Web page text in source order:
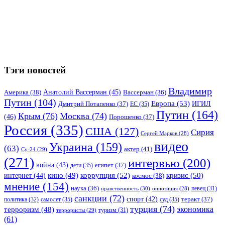
Тэги новостей
Америка (38) Анатолий Вассерман (45) Вассерман (36) Владимир
Путин (104) Дмитрий Потапенко (37) ЕС (35) Европа (53) ИГИЛ
(46) Крым (76) Москва (74) Порошенко (37) Путин (164)
Россия (335) США (127) Сергей Марков (28) Сирия
(63) Су-24 (29) Украина (159) актер (41) видео
(271) война (43) дети (35) египет (37) интервью (200)
интернет (44) кино (49) коррупция (52) космос (38) кризис (50)
мнение (154) наука (36) нравственность (30) оппозиция (28) певец (31)
политика (32) самолет (35) санкции (72) спорт (42) суд (35) теракт (37)
терроризм (48) террористы (29) туризм (31) турция (74) экономика
(61)